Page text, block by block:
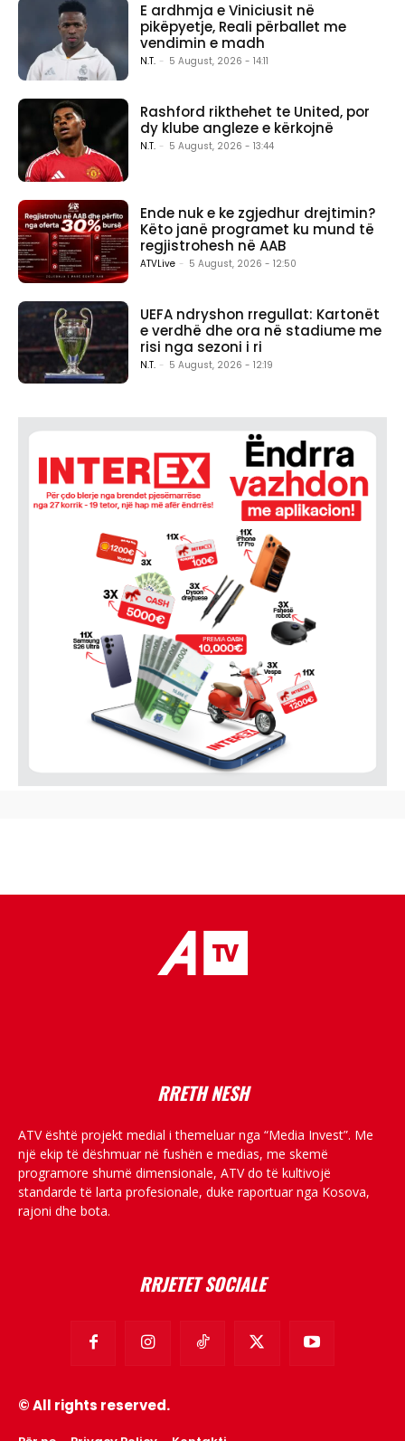
E ardhmja e Viniciusit në
pikëpyetje, Reali përballet me
vendimin e madh
N.T. - 5 August, 2026 - 14:11
Rashford rikthehet te United, por
dy klube angleze e kërkojnë
N.T. - 5 August, 2026 - 13:44
Ende nuk e ke zgjedhur drejtimin?
Këto janë programet ku mund të
regjistrohesh në AAB
ATVLive - 5 August, 2026 - 12:50
UEFA ndryshon rregullat: Kartonët
e verdhë dhe ora në stadiume me
risi nga sezoni i ri
N.T. - 5 August, 2026 - 12:19
RRETH NESH
ATV është projekt medial i themeluar nga “Media Invest”. Me
një ekip të dëshmuar në fushën e medias, me skemë
programore shumë dimensionale, ATV do të kultivojë
standarde të larta profesionale, duke raportuar nga Kosova,
rajoni dhe bota.
RRJETET SOCIALE
© All rights reserved.